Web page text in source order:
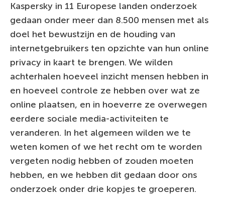
Kaspersky in 11 Europese landen onderzoek
gedaan onder meer dan 8.500 mensen met als
doel het bewustzijn en de houding van
internetgebruikers ten opzichte van hun online
privacy in kaart te brengen. We wilden
achterhalen hoeveel inzicht mensen hebben in
en hoeveel controle ze hebben over wat ze
online plaatsen, en in hoeverre ze overwegen
eerdere sociale media-activiteiten te
veranderen. In het algemeen wilden we te
weten komen of we het recht om te worden
vergeten nodig hebben of zouden moeten
hebben, en we hebben dit gedaan door ons
onderzoek onder drie kopjes te groeperen.